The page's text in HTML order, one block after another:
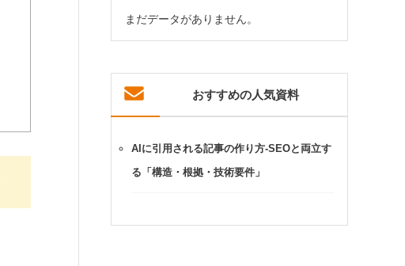
まだデータがありません。
おすすめの人気資料
AIに引用される記事の作り方-SEOと両立す
る「構造・根拠・技術要件」